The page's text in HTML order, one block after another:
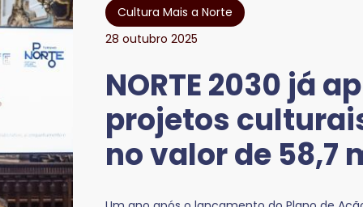
Cultura Mais a Norte
28 outubro 2025
NORTE 2030 já
projetos
no valor de 58,7